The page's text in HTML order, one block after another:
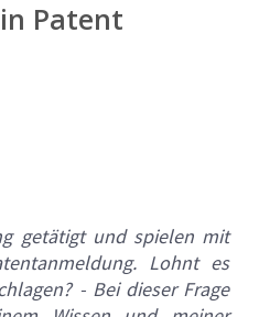
Patent
getätigt und spielen mit
Lohnt es
- Bei dieser Frage